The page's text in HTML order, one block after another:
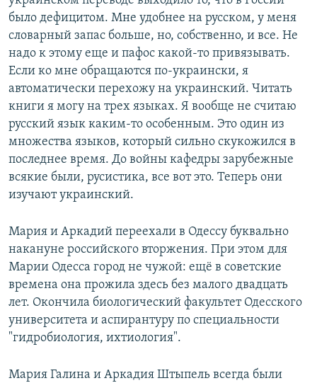
было дефицитом. Мне удобнее на русском, у меня
словарный запас больше, но, собственно, и все. Не
надо к этому еще и пафос какой-то привязывать.
Если ко мне обращаются по-украински, я
автоматически перехожу на украинский. Читать
книги я могу на трех языках. Я вообще не считаю
русский язык каким-то особенным. Это один из
множества языков, который сильно скукожился в
последнее время. До войны кафедры зарубежные
всякие были, русистика, все вот это. Теперь они
изучают украинский.
Мария и Аркадий переехали в Одессу буквально
накануне российского вторжения. При этом для
Марии Одесса город не чужой: ещё в советские
времена она прожила здесь без малого двадцать
лет. Окончила биологический факультет Одесского
университета и аспирантуру по специальности
"гидробиология, ихтиология".
Мария Галина и Аркадия Штыпель всегда были